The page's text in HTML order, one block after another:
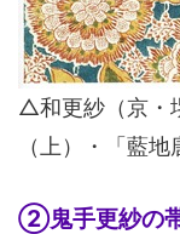
△和更紗（京・
（上）・「藍
②鬼手更紗の